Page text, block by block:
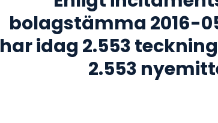
bolagstämma 2016-
har idag 2.553
2.553